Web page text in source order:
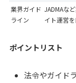
業界ガイド
ライン
JADMAな
イト運営を
ポイントリスト
法令やガイド